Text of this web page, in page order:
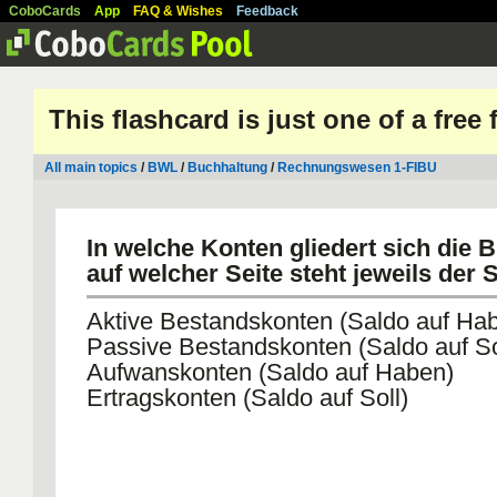
CoboCards App FAQ & Wishes Feedback
This flashcard is just one of a free
All main topics / BWL / Buchhaltung / Rechnungswesen 1-FIBU
In welche Konten gliedert sich die
auf welcher Seite steht jeweils der
Aktive Bestandskonten (Saldo auf
Passive Bestandskonten (Saldo auf
Aufwanskonten (Saldo auf Haben)
Ertragskonten (Saldo auf Soll)